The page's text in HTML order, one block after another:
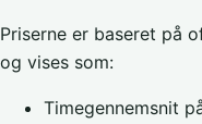
Priserne er baseret på
og vises som:
Timegennemsnit